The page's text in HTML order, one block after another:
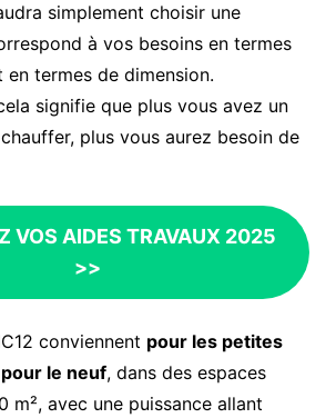
simplement choisir une
à vos besoins en termes
termes de dimension.
signifie que plus vous avez un
plus vous aurez besoin de
VOS AIDES TRAVAUX 2025
>>
conviennent pour les petites
le neuf, dans des espaces
m², avec une puissance allant